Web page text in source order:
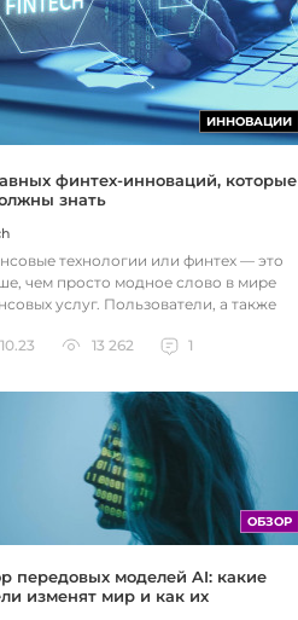
ИННОВАЦИИ
финтех-инноваций, которые
знать
технологии или финтех — это
чем просто модное слово в мире
услуг. Пользователи, а также
13 262 1
ОБЗОР
передовых моделей AI: какие
изменят мир и как их